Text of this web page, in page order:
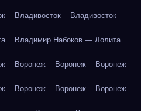
Владивосток Владивосток
Владимир Набоков — Лолита
Воронеж Воронеж Воронеж
Воронеж Воронеж Воронеж